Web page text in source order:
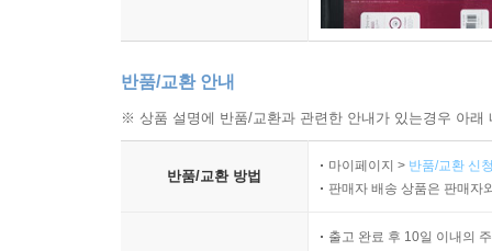
반품/교환 안내
※ 상품 설명에 반품/교환과 관련한 안내가 있는경우 아
반품/교환 방법
마이페이지 > 반품/교환 신
판매자 배송 상품은 판매자
출고 완료 후 10일 이내의